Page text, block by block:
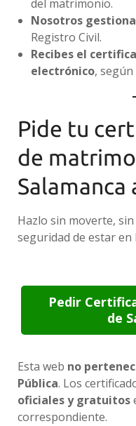
del matrimonio.
Nosotros
Registro Civil.
Recibes el
electrónico,
Pide tu
de
Salamanca
Hazlo sin moverte,
seguridad de estar en
Pedir
de
Esta web no
Pública. Los
oficiales y gratuitos
correspondiente.